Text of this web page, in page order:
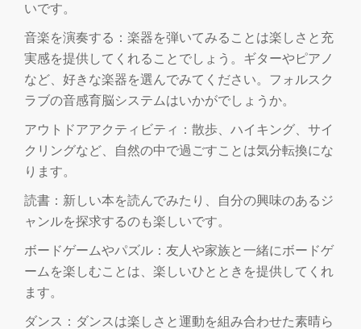
いです。
音楽を演奏する：楽器を弾いてみることは楽しさと充
実感を提供してくれることでしょう。ギターやピアノ
など、好きな楽器を選んでみてください。フォルスク
ラブの音感育脳システムはいかがでしょうか。
アウトドアアクティビティ：散歩、ハイキング、サイ
クリングなど、自然の中で過ごすことは気分転換にな
ります。
読書：新しい本を読んでみたり、自分の興味のあるジ
ャンルを探求するのも楽しいです。
ボードゲームやパズル：友人や家族と一緒にボードゲ
ームを楽しむことは、楽しいひとときを提供してくれ
ます。
ダンス：ダンスは楽しさと運動を組み合わせた素晴ら